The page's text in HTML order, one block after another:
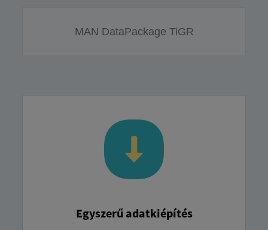
MAN DataPackage TiGR
Egyszerű adatkiépítés